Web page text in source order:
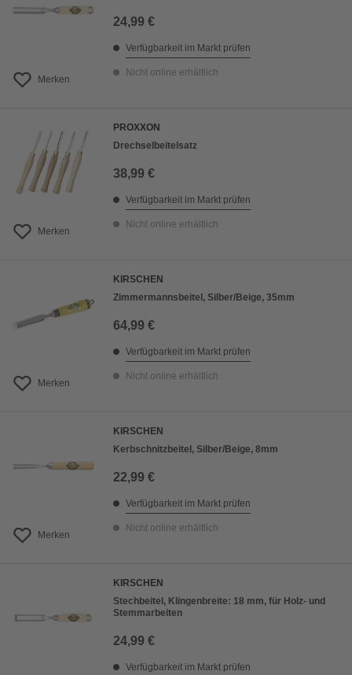
Merken
24,99 €
Verfügbarkeit im Markt prüfen
Nicht online erhältlich
Merken
PROXXON
Drechselbeitelsatz
38,99 €
Verfügbarkeit im Markt prüfen
Nicht online erhältlich
Merken
KIRSCHEN
Zimmermannsbeitel, Silber/Beige, 35mm
64,99 €
Verfügbarkeit im Markt prüfen
Nicht online erhältlich
Merken
KIRSCHEN
Kerbschnitzbeitel, Silber/Beige, 8mm
22,99 €
Verfügbarkeit im Markt prüfen
Nicht online erhältlich
KIRSCHEN
Stechbeitel, Klingenbreite: 18 mm, für Holz- und
Stemmarbeiten
24,99 €
Verfügbarkeit im Markt prüfen